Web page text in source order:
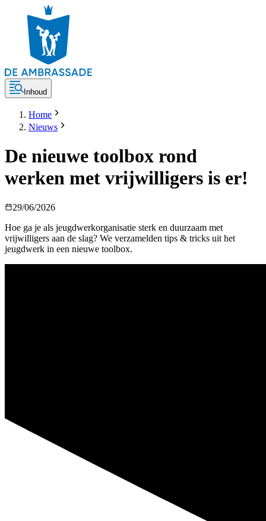
Inhoud
Home
Nieuws
De nieuwe toolbox rond
werken met vrijwilligers is er!
29/06/2026
Hoe ga je als jeugdwerkorganisatie sterk en duurzaam met
vrijwilligers aan de slag? We verzamelden tips & tricks uit het
jeugdwerk in een nieuwe toolbox.